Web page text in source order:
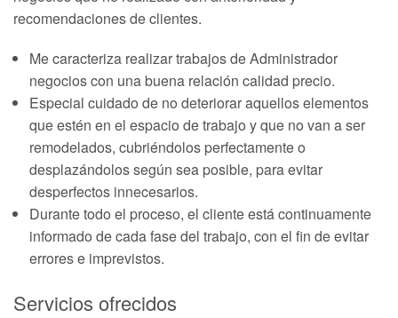
recomendaciones de clientes.
Me caracteriza realizar trabajos de Administrador
negocios con una buena relación calidad precio.
Especial cuidado de no deteriorar aquellos elementos
que estén en el espacio de trabajo y que no van a ser
remodelados, cubriéndolos perfectamente o
desplazándolos según sea posible, para evitar
desperfectos innecesarios.
Durante todo el proceso, el cliente está continuamente
informado de cada fase del trabajo, con el fin de evitar
errores e imprevistos.
Servicios ofrecidos